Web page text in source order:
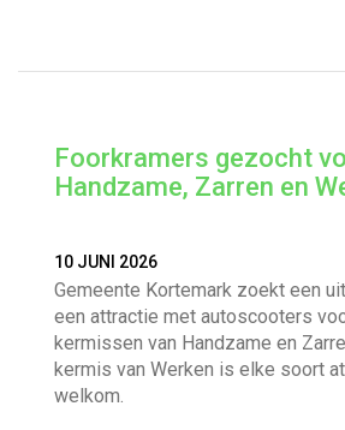
Foorkramers gezocht
Handzame, Zarren en
10 JUNI 2026
Gemeente Kortemark zoekt een
een attractie met autoscooters
kermissen van Handzame en
kermis van Werken is elke soort
welkom.